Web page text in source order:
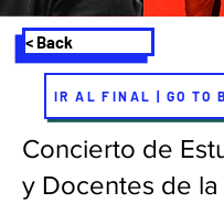
< Back
IR AL FINAL | GO TO
Concierto de
y Docentes de la